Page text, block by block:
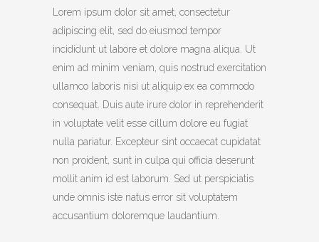
Lorem ipsum dolor sit amet, consectetur
adipiscing elit, sed do eiusmod tempor
incididunt ut labore et dolore magna aliqua. Ut
enim ad minim veniam, quis nostrud exercitation
ullamco laboris nisi ut aliquip ex ea commodo
consequat. Duis aute irure dolor in reprehenderit
in voluptate velit esse cillum dolore eu fugiat
nulla pariatur. Excepteur sint occaecat cupidatat
non proident, sunt in culpa qui officia deserunt
mollit anim id est laborum. Sed ut perspiciatis
unde omnis iste natus error sit voluptatem
accusantium doloremque laudantium.